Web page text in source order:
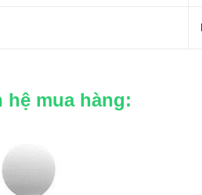
mua hàng: